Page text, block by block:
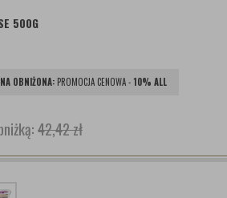
500G
OBNIŻONA: PROMOCJA CENOWA -10% ALL
42,42 zł